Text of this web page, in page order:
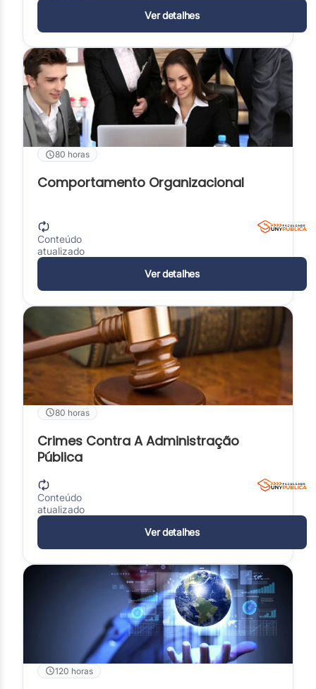
Ver detalhes
80 horas
Comportamento Organizacional
Conteúdo
atualizado
Ver detalhes
80 horas
Crimes Contra A Administração
Pública
Conteúdo
atualizado
Ver detalhes
120 horas